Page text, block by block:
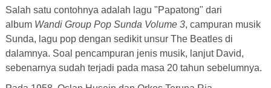
Salah satu contohnya adalah lagu "Papatong" dari
album Wandi Group Pop Sunda Volume 3, campuran musik
Sunda, lagu pop dengan sedikit unsur The Beatles di
dalamnya. Soal pencampuran jenis musik, lanjut David,
sebenarnya sudah terjadi pada masa 20 tahun sebelumnya.